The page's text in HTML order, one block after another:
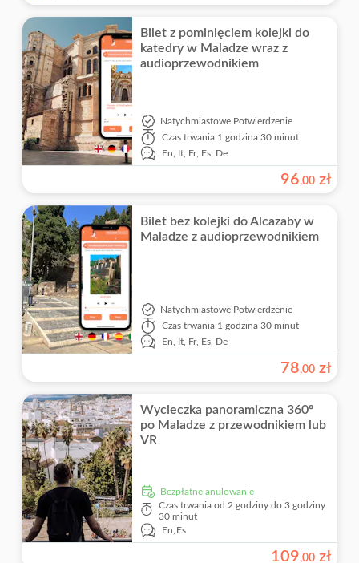
Bilet z pominięciem kolejki do
katedry w Maladze wraz z
audioprzewodnikiem
Natychmiastowe Potwierdzenie
Czas trwania 1 godzina 30 minut
En, It, Fr, Es, De
96,00 zł
Bilet bez kolejki do Alcazaby w
Maladze z audioprzewodnikiem
Natychmiastowe Potwierdzenie
Czas trwania 1 godzina 30 minut
En, It, Fr, Es, De
78,00 zł
Wycieczka panoramiczna 360º
po Maladze z przewodnikiem lub
VR
Bezpłatne anulowanie
Czas trwania od 2 godziny do 3 godziny
30 minut
En,Es
109,00 zł